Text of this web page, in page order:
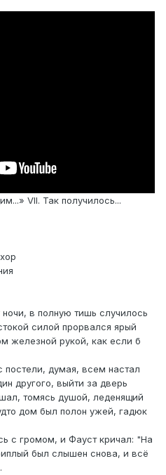
VII. Так получилось...
в полную тишь случилось
силой прорвался ярый
железной рукой, как если б
постели, думая, всем настал
другого, выйти за дверь
томясь душой, леденящий
дом был полон ужей, гадюк
с громом, и Фауст кричал: "На
был слышен снова, и всё